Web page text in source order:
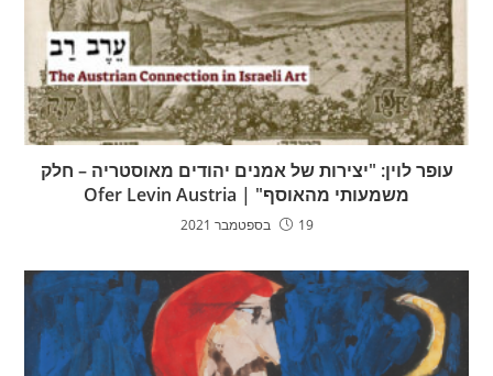
עופר לוין: "יצירות של אמנים יהודים מאוסטריה – חלק
משמעותי מהאוסף" | Ofer Levin Austria
19 בספטמבר 2021